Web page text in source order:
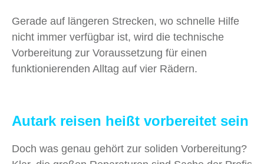
Gerade auf längeren Strecken, wo schnelle Hilfe
nicht immer verfügbar ist, wird die technische
Vorbereitung zur Voraussetzung für einen
funktionierenden Alltag auf vier Rädern.
Autark reisen heißt vorbereitet sein
Doch was genau gehört zur soliden Vorbereitung?